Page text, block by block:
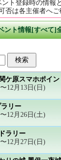
ント登録時の情報
否は各主催者へご
ベント情報[すべ
ケ原スマホポイン
12月13日(日)
リー
12月26日(土)
ラリー
12月27日(日)